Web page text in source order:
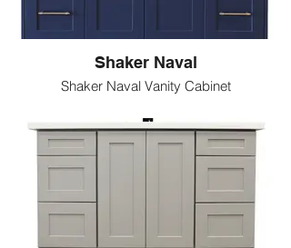
Shaker Naval
Shaker Naval Vanity Cabinet